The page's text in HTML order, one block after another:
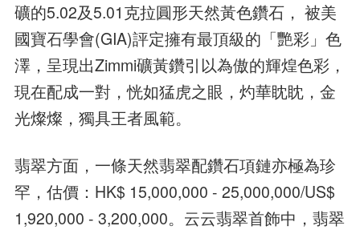
礦的5.02及5.01克拉圓形天然黃色鑽石， 被美
國寶石學會(GIA)評定擁有最頂級的「艷彩」色
澤，呈現出Zimmi礦黃鑽引以為傲的輝煌色彩，
現在配成一對，恍如猛虎之眼，灼華眈眈，金
光燦燦，獨具王者風範。
翡翠方面，一條天然翡翠配鑽石項鏈亦極為珍
罕，估價：HK$ 15,000,000 - 25,000,000/US$
1,920,000 - 3,200,000。云云翡翠首飾中，翡翠